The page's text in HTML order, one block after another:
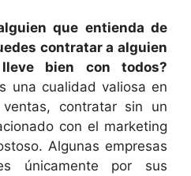
que entienda de
contratar a alguien
bien con todos?
una cualidad valiosa en
contratar sin un
con el marketing
Algunas empresas
únicamente por sus